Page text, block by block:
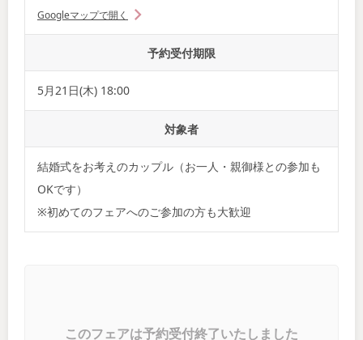
Googleマップで開く
予約受付期限
5月21日(木) 18:00
対象者
結婚式をお考えのカップル（お一人・親御様との参加も
OKです）
※初めてのフェアへのご参加の方も大歓迎
このフェアは予約受付終了いたしました